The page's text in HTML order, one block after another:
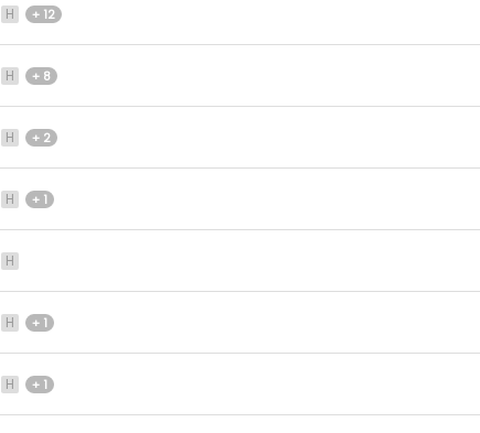
H + 12
H + 8
H + 2
H + 1
H
H + 1
H + 1